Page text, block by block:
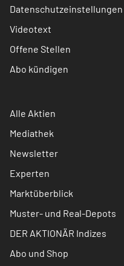
Datenschutzeinstellungen
Videotext
Offene Stellen
Abo kündigen
Alle Aktien
Mediathek
Newsletter
Experten
Marktüberblick
Muster- und Real-Depots
DER AKTIONÄR Indizes
Abo und Shop